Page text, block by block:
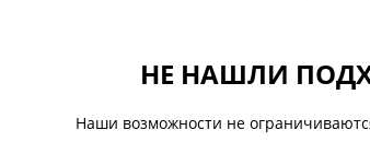
НЕ НАШЛИ
Наши возможности не